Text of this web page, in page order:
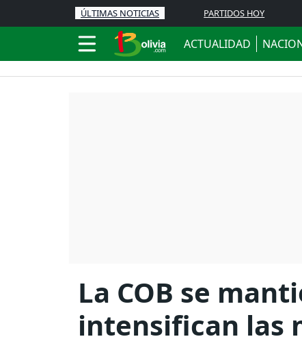
ÚLTIMAS NOTICIAS PARTIDOS HOY
ACTUALIDAD
La COB se
intensifican las